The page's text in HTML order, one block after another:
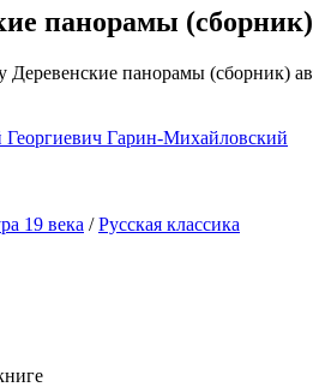
панорамы (сборник)
Георгиевич Гарин-Михайловский
19 века /Русская классика